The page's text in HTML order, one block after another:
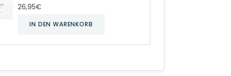
26,95€
IN DEN WARENKORB